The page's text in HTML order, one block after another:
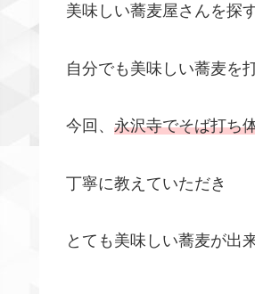
美味しい蕎麦屋さんを探
自分でも美味しい蕎麦を
今回、 永沢寺でそば打ち
丁寧に教えていただき
とても美味しい蕎麦が出